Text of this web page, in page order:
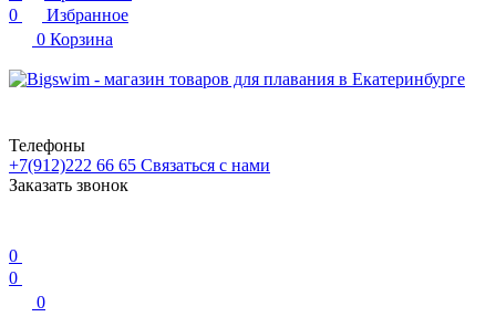
0
Избранное
0 Корзина
Телефоны
+7(912)222 66 65 Связаться с нами
Заказать звонок
0
0
0